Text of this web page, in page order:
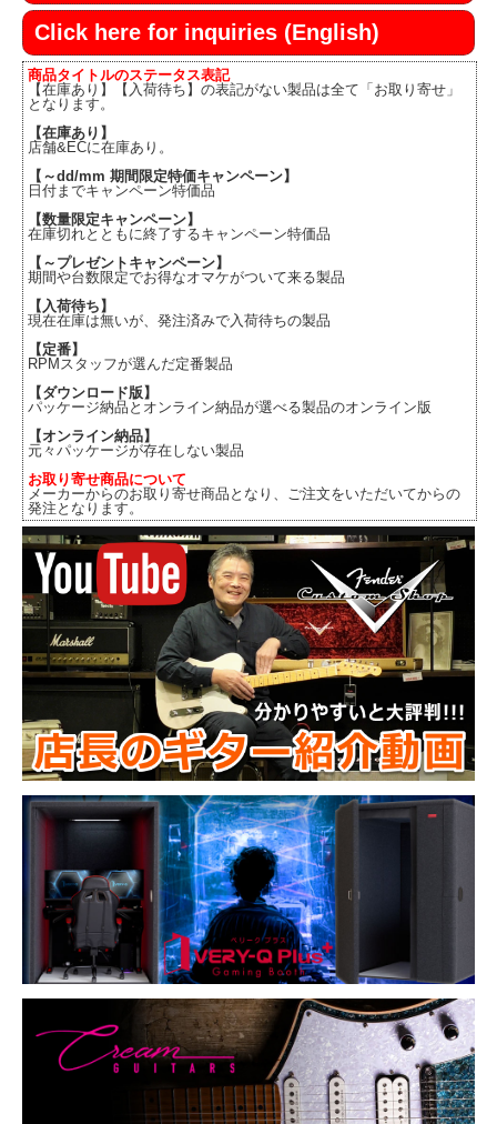
Click here for inquiries (English)
商品タイトルのステータス表記
【在庫あり】【入荷待ち】の表記がない製品は全て「お取り寄せ」
となります。
【在庫あり】
店舗&ECに在庫あり。
【～dd/mm 期間限定特価キャンペーン】
日付までキャンペーン特価品
【数量限定キャンペーン】
在庫切れとともに終了するキャンペーン特価品
【～プレゼントキャンペーン】
期間や台数限定でお得なオマケがついて来る製品
【入荷待ち】
現在在庫は無いが、発注済みで入荷待ちの製品
【定番】
RPMスタッフが選んだ定番製品
【ダウンロード版】
パッケージ納品とオンライン納品が選べる製品のオンライン版
【オンライン納品】
元々パッケージが存在しない製品
お取り寄せ商品について
メーカーからのお取り寄せ商品となり、ご注文をいただいてからの
発注となります。